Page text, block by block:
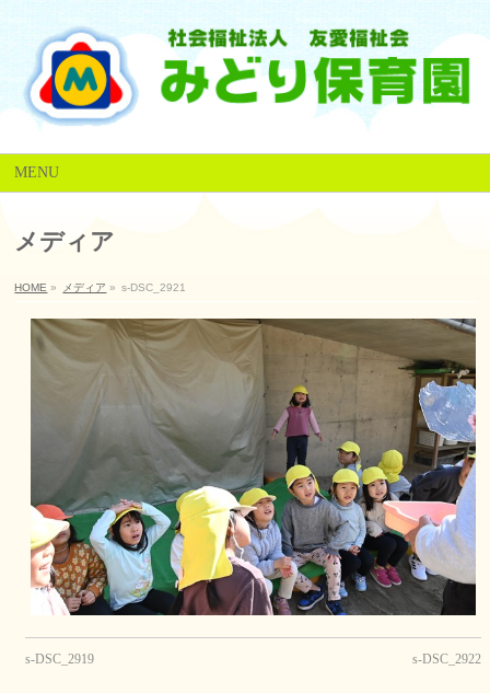
MENU
メディア
HOME » メディア » s-DSC_2921
s-DSC_2919 s-DSC_2922